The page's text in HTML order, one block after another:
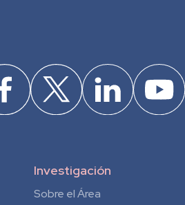
Investigación
Sobre el Área